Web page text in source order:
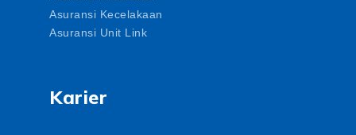
Asuransi Kecelakaan
Asuransi Unit Link
Karier